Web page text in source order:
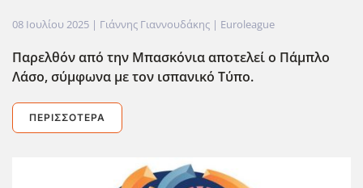
08 Ιουλίου 2025 | Γιάννης Γιαννουδάκης | Euroleague
Παρελθόν από την Μπασκόνια αποτελεί ο Πάμπλο
Λάσο, σύμφωνα με τον ισπανικό Τύπο.
ΠΕΡΙΣΣΌΤΕΡΑ